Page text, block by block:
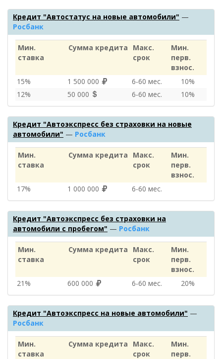
Кредит "Автостатус на новые автомобили" —
Росбанк
Мин.
ставка
Сумма кредита
Макс.
срок
Мин.
перв.
взнос.
15%
1 500 000 6‑60 мес.
10%
12%
50 000 6‑60 мес. 10%
Кредит "Автоэкспресс без страховки на новые
автомобили" — Росбанк
Мин.
ставка
Сумма кредита
Макс.
срок
Мин.
перв.
взнос.
17%
1 000 000 6‑60 мес.
Кредит "Автоэкспресс без страховки на
автомобили с пробегом" — Росбанк
Мин.
ставка
Сумма кредита
Макс.
срок
Мин.
перв.
взнос.
21%
600 000 6‑60 мес. 20%
Кредит "Автоэкспресс на новые автомобили" —
Росбанк
Мин.
ставка
Сумма кредита
Макс.
срок
Мин.
перв.